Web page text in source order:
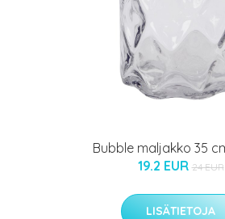
Bubble maljakko 35
19.2 EUR 24 EUR
LISÄTIETOJA